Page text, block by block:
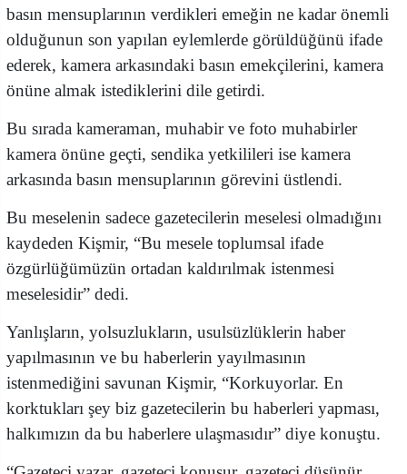
basın mensuplarının verdikleri emeğin ne kadar önemli
olduğunun son yapılan eylemlerde görüldüğünü ifade
ederek, kamera arkasındaki basın emekçilerini, kamera
önüne almak istediklerini dile getirdi.
Bu sırada kameraman, muhabir ve foto muhabirler
kamera önüne geçti, sendika yetkilileri ise kamera
arkasında basın mensuplarının görevini üstlendi.
Bu meselenin sadece gazetecilerin meselesi olmadığını
kaydeden Kişmir, “Bu mesele toplumsal ifade
özgürlüğümüzün ortadan kaldırılmak istenmesi
meselesidir” dedi.
Yanlışların, yolsuzlukların, usulsüzlüklerin haber
yapılmasının ve bu haberlerin yayılmasının
istenmediğini savunan Kişmir, “Korkuyorlar. En
korktukları şey biz gazetecilerin bu haberleri yapması,
halkımızın da bu haberlere ulaşmasıdır” diye konuştu.